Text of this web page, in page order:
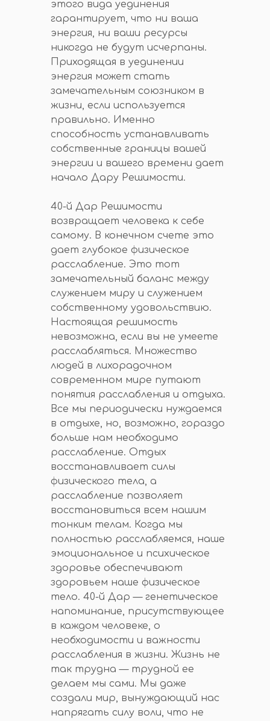
этого вида уединения
гарантирует, что ни ваша
энергия, ни ваши ресурсы
никогда не будут исчерпаны.
Приходящая в уединении
энергия может стать
замечательным союзником в
жизни, если используется
правильно. Именно
способность устанавливать
собственные границы вашей
энергии и вашего времени дает
начало Дару Решимости.
40-й Дар Решимости
возвращает человека к себе
самому. В конечном счете это
дает глубокое физическое
расслабление. Это тот
замечательный баланс между
служением миру и служением
собственному удовольствию.
Настоящая решимость
невозможна, если вы не умеете
расслабляться. Множество
людей в лихорадочном
современном мире путают
понятия расслабления и отдыха.
Все мы периодически нуждаемся
в отдыхе, но, возможно, гораздо
больше нам необходимо
расслабление. Отдых
восстанавливает силы
физического тела, а
расслабление позволяет
восстановиться всем нашим
тонким телам. Когда мы
полностью расслабляемся, наше
эмоциональное и психическое
здоровье обеспечивают
здоровьем наше физическое
тело. 40-й Дар — генетическое
напоминание, присутствующее
в каждом человеке, о
необходимости и важности
расслабления в жизни. Жизнь не
так трудна — трудной ее
делаем мы сами. Мы даже
создали мир, вынуждающий нас
напрягать силу воли, что не